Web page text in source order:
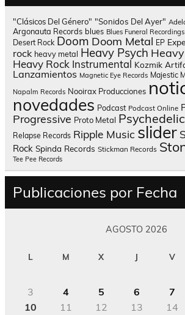
"Clásicos Del Género" "Sonidos Del Ayer"
Argonauta Records blues Blues Funeral Recordings
Desert Rock Doom Doom Metal EP
rock heavy metal Heavy Psych
Heavy Rock Instrumental Kozmik
Lanzamientos Magnetic Eye Records Majestic
Napalm Records Nooirax Producciones
novedades Podcast Podcast Online
Progressive Proto Metal Psychedelic
Relapse Records Ripple Music slider
Rock Spinda Records Stickman Records
Tee Pee Records
Publicaciones por Fecha
AGOSTO 2026
L M X J V
3
4 5 6 7
10
11 12 13 14